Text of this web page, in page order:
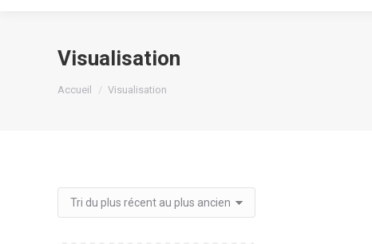
Visualisation
Vous êtes ici :
Accueil Visualisation